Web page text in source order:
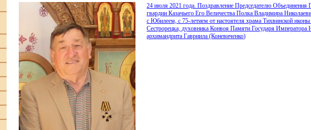
24 июля 2021 года. Поздравление Председателю Объединения
гвардии Казачьего Его Величества Полка Владимира
с Юбилеем, с 75-летием от настоятеля храма Тихвинской
Сестрорецка, духовника Конвоя Памяти Государя Императора
архимандрита Гавриила (Коневиченко)